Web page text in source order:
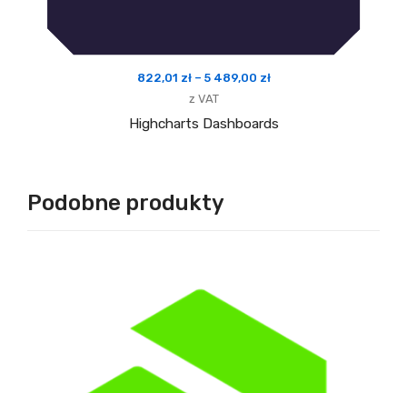
822,01 zł – 5 489,00 złZakres
od
z VAT
Highcharts Dashboards
Podobne produkty